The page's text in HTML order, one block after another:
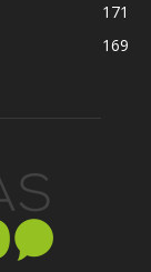
171
169